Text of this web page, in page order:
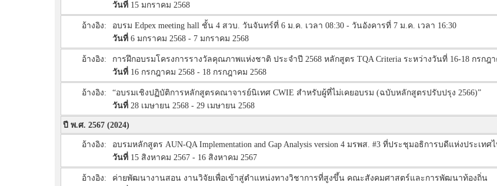
วันที่ 15 มกราคม 2568
อ้างอิง:
อบรม Edpex meeting hall ชั้น 4 สวบ. วันจันทร์ที่ 6 ม.ค. เวลา 08:30 - วันอังคารที่ 7 ม.ค. เวลา 16:30
วันที่ 6 มกราคม 2568 - 7 มกราคม 2568
อ้างอิง:
การฝึกอบรมโครงการรางวัลคุณภาพแห่งชาติ ประจำปี 2568 หลักสูตร TQA Criteria ระหว่างวันที่ 16-18 กรกฎ
วันที่ 16 กรกฎาคม 2568 - 18 กรกฎาคม 2568
อ้างอิง:
“อบรมเชิงปฏิบัติการหลักสูตรคณาจารย์นิเทศ CWIE สำหรับผู้ที่ไม่เคยอบรม (ฉบับหลักสูตรปรับปรุง 2566)”
วันที่ 28 เมษายน 2568 - 29 เมษายน 2568
ปี พ.ศ. 2567 (2024)
อ้างอิง:
อบรมหลักสูตร AUN-QA Implementation and Gap Analysis version 4 มรพส. #3 ที่ประชุมอธิการบดีแห่งประเทศ
วันที่ 15 สิงหาคม 2567 - 16 สิงหาคม 2567
อ้างอิง:
ค่ายพัฒนางานสอน งานวิจัยเพื่อเข้าสู่ตำแหน่งทางวิชาการที่สูงขึ้น คณะสังคมศาสตร์และการพัฒนาท้องถิ่น